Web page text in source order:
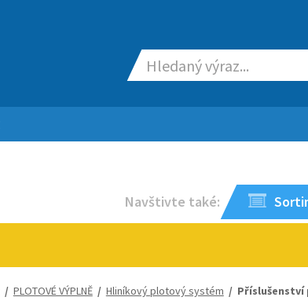
Navštivte také:
/ PLOTOVÉ VÝPLNĚ/ Hliníkový plotový systém / Příslušenství